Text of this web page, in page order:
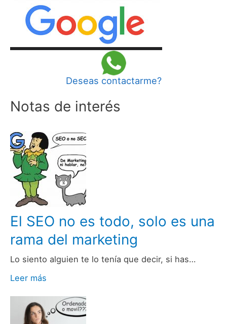
Deseas contactarme?
Notas de interés
El SEO no es todo, solo es una
rama del marketing
Lo siento alguien te lo tenía que decir, si has…
Leer más